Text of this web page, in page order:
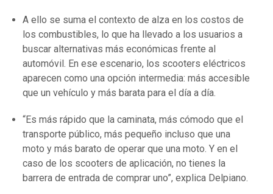
A ello se suma el contexto de alza en los costos de
los combustibles, lo que ha llevado a los usuarios a
buscar alternativas más económicas frente al
automóvil. En ese escenario, los scooters eléctricos
aparecen como una opción intermedia: más accesible
que un vehículo y más barata para el día a día.
“Es más rápido que la caminata, más cómodo que el
transporte público, más pequeño incluso que una
moto y más barato de operar que una moto. Y en el
caso de los scooters de aplicación, no tienes la
barrera de entrada de comprar uno”, explica Delpiano.